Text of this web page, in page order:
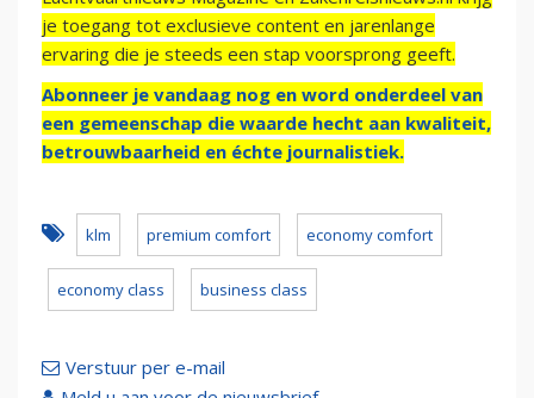
je toegang tot exclusieve content en jarenlange
ervaring die je steeds een stap voorsprong geeft.
Abonneer je vandaag nog en word onderdeel van
een gemeenschap die waarde hecht aan kwaliteit,
betrouwbaarheid en échte journalistiek.
klm premium comfort economy comfort
economy class business class
Verstuur per e-mail